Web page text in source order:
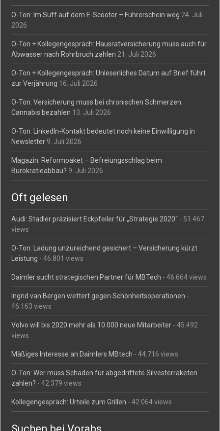
O-Ton: Im Suff auf dem E-Scooter – Führerschein weg 24. Juli
2026
O-Ton + Kollegengespräch: Hausratversicherung muss auch für
Abwasser nach Rohrbruch zahlen 21. Juli 2026
O-Ton + Kollegengespräch: Unleserliches Datum auf Brief führt
zur Verjährung 16. Juli 2026
O-Ton: Versicherung muss bei chronischen Schmerzen
Cannabis bezahlen 13. Juli 2026
O-Ton: LinkedIn-Kontakt bedeutet noch keine Einwilligung in
Newsletter 9. Juli 2026
Magazin: Reformpaket – Befreiungsschlag beim
Bürokratieabbau? 9. Juli 2026
Oft gelesen
Audi: Stadler präzisiert Eckpfeiler für „Strategie 2020“ - 51.467
views
O-Ton: Ladung unzureichend gesichert – Versicherung kürzt
Leistung - 46.801 views
Daimler sucht strategischen Partner für MBTech - 46.664 views
Ingrid van Bergen wettert gegen Schönheitsoperationen -
46.163 views
Volvo will bis 2020 mehr als 10.000 neue Mitarbeiter - 45.492
views
Mäßiges Interesse an Daimlers MBtech - 44.716 views
O-Ton: Wer muss Schaden für abgedriftete Silvesterraketen
zahlen? - 42.379 views
Kollegengespräch: Urteile zum Grillen - 42.064 views